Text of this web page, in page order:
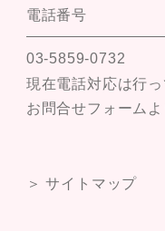
電話番号
03-5859-0732
現在電話対応は行っ
お問合せフォームよ
＞ サイトマップ